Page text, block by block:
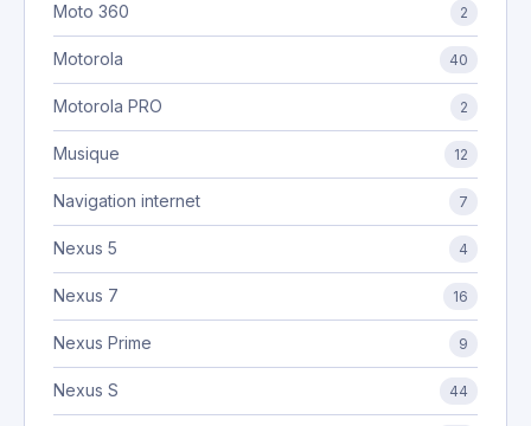
Moto 360 2
Motorola 40
Motorola PRO 2
Musique 12
Navigation internet 7
Nexus 5 4
Nexus 7 16
Nexus Prime 9
Nexus S 44